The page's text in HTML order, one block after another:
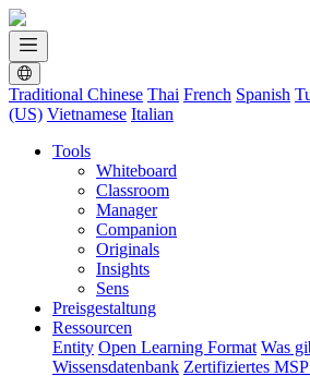
Traditional Chinese Thai French Spanish
(US) Vietnamese Italian
Tools
Whiteboard
Classroom
Manager
Companion
Originals
Insights
Sens
Preisgestaltung
Ressourcen
Entity Open Learning Format Was
Wissensdatenbank Zertifiziertes